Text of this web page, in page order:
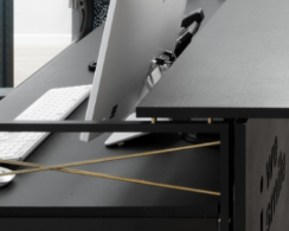
דאגנו לכם ליצירת חשבון קלה
פרטיכם ותוכלו ליהנות
להרשמה